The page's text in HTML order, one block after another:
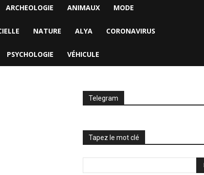
ARCHEOLOGIE ANIMAUX MODE
NATURE ALYA CORONAVIRUS
PSYCHOLOGIE VÉHICULE
Telegram
Tapez le mot clé